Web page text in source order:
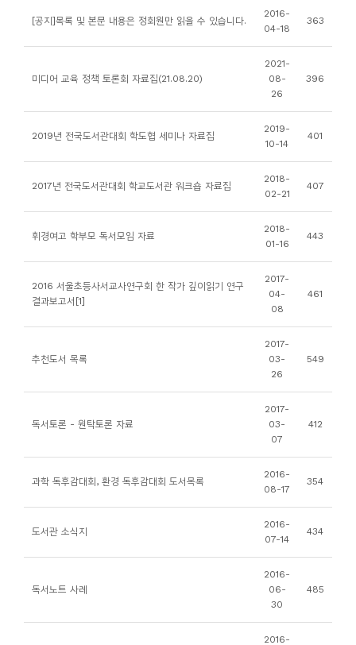
[공지]목록 및 본문 내용은 정회원만 읽을 수 있습니다.
2016-
04-18
363
미디어 교육 정책 토론회 자료집(21.08.20)
2021-
08-
26
396
2019년 전국도서관대회 학도협 세미나 자료집
2019-
10-14
401
2017년 전국도서관대회 학교도서관 워크숍 자료집
2018-
02-21
407
휘경여고 학부모 독서모임 자료
2018-
01-16
443
2016 서울초등사서교사연구회 한 작가 깊이읽기 연구
결과보고서[1]
2017-
04-
08
461
추천도서 목록
2017-
03-
26
549
독서토론 - 원탁토론 자료
2017-
03-
07
412
과학 독후감대회, 환경 독후감대회 도서목록
2016-
08-17
354
도서관 소식지
2016-
07-14
434
독서노트 사례
2016-
06-
30
485
2016-
리
사